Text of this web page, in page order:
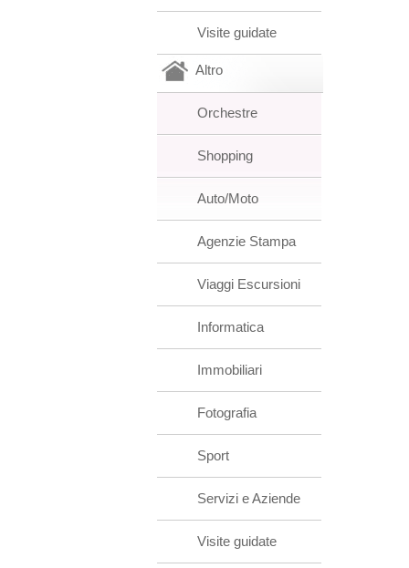
Visite guidate
Altro
Orchestre
Shopping
Auto/Moto
Agenzie Stampa
Viaggi Escursioni
Informatica
Immobiliari
Fotografia
Sport
Servizi e Aziende
Visite guidate